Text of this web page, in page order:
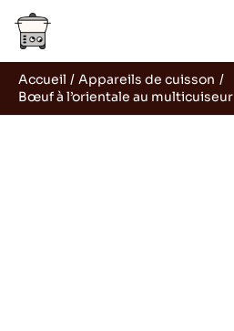
Aller
contenu
Accueil
Appareils de cuisson
Bœuf à l’orientale au multicuiseur
e
c
h
e